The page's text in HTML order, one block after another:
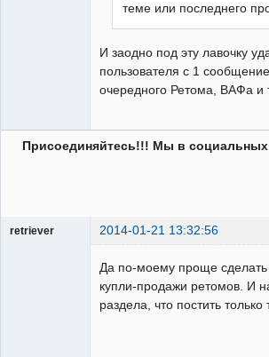
теме или последнего
И заодно под эту лавочку
пользователя с 1
очередного Ретома, ВАФа и
Присоединяйтесь!!! Мы в социальных
retriever 2014-01-21 13:32:56
Да по-моему проще сделать
купли-продажи ретомов. И
раздела, что постить только